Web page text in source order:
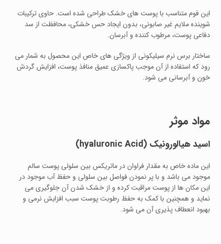
این فوم متناسب با پوست های خشک طراحی شده است. حاوی ترکیبات
شوینده ملایم غیر صابونی، بدون ایجاد حس خشکی، محافظت از سد
دفاعی پوست، مرطوب کننده و آبرسان.
ساختار برس نرم سیلیکونی از ویژگی های خاص این محصول به شمار می
رود که استفاده از آن موجب پاکسازی عمیق منافذ پوست، افزایش گردش
خون و آبرسانی می شود.
مواد موثر
اسید هیالورونیک (hyaluronic Acid)
این ماده خاص به مقدار فراوان در ماتریکس بین سلولی پوست سالم
موجود می باشد و با پر نمودن فواصل بین سلولی و حفظ آب موجود در
این مکان ها از پوست مراقبت کرده و از خشک شدن آن جلوگیری می
نماید و همچنین با کمک به حفظ رطوبت پوست سبب افزایش نرمی و
بهبود انعطاف پذیری آن می شود.